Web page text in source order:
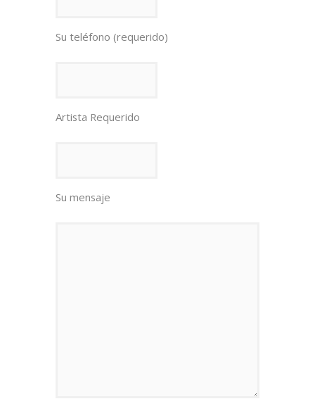
Su teléfono (requerido)
Artista Requerido
Su mensaje